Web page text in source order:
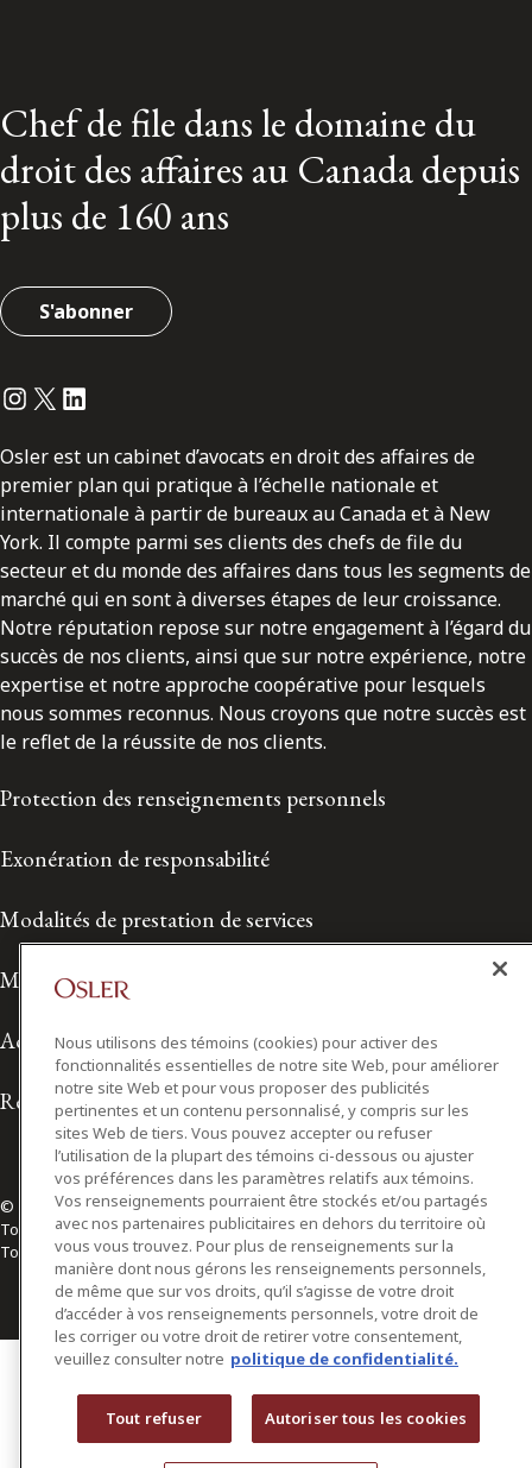
Chef de file dans le domaine du
droit des affaires au Canada depuis
plus de 160 ans
S'abonner
Instagram
Twitter
LinkedIn
Osler est un cabinet d’avocats en droit des affaires de
premier plan qui pratique à l’échelle nationale et
internationale à partir de bureaux au Canada et à New
York. Il compte parmi ses clients des chefs de file du
secteur et du monde des affaires dans tous les segments de
marché qui en sont à diverses étapes de leur croissance.
Notre réputation repose sur notre engagement à l’égard du
succès de nos clients, ainsi que sur notre expérience, notre
expertise et notre approche coopérative pour lesquels
nous sommes reconnus. Nous croyons que notre succès est
le reflet de la réussite de nos clients.
Protection des renseignements personnels
Exonération de responsabilité
Modalités de prestation de services
Modalités d'utilisation
Accessibilité
Relations avec les médias
© 2026 Osler, Hoskin & Harcourt S.E.N.C.R.L./s.r.l.
Tous droits réservés
Toronto | Montréal | Calgary | Vancouver | Ottawa | New York
Nous utilisons des témoins (cookies) pour activer des
fonctionnalités essentielles de notre site Web, pour améliorer
notre site Web et pour vous proposer des publicités
pertinentes et un contenu personnalisé, y compris sur les
sites Web de tiers. Vous pouvez accepter ou refuser
l’utilisation de la plupart des témoins ci-dessous ou ajuster
vos préférences dans les paramètres relatifs aux témoins.
Vos renseignements pourraient être stockés et/ou partagés
avec nos partenaires publicitaires en dehors du territoire où
vous vous trouvez. Pour plus de renseignements sur la
manière dont nous gérons les renseignements personnels,
de même que sur vos droits, qu’il s’agisse de votre droit
d’accéder à vos renseignements personnels, votre droit de
les corriger ou votre droit de retirer votre consentement,
veuillez consulter notre politique de confidentialité.
Tout refuser Autoriser tous les cookies